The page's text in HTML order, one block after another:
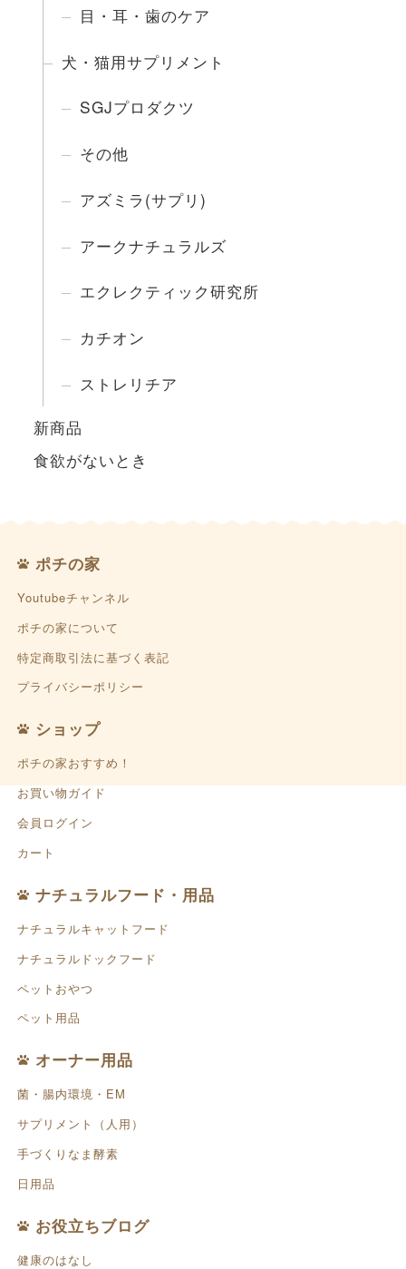
目・耳・歯のケア
犬・猫用サプリメント
SGJプロダクツ
その他
アズミラ(サプリ)
アークナチュラルズ
エクレクティック研究所
カチオン
ストレリチア
新商品
食欲がないとき
ポチの家
Youtubeチャンネル
ポチの家について
特定商取引法に基づく表記
プライバシーポリシー
ショップ
ポチの家おすすめ！
お買い物ガイド
会員ログイン
カート
ナチュラルフード・用品
ナチュラルキャットフード
ナチュラルドックフード
ペットおやつ
ペット用品
オーナー用品
菌・腸内環境・EM
サプリメント（人用）
手づくりなま酵素
日用品
お役立ちブログ
健康のはなし